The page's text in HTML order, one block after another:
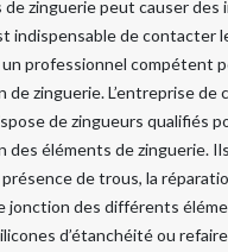
zinguerie peut causer des
indispensable de contacter
professionnel compétent
de zinguerie. L’entreprise de
de zingueurs qualifiés
des éléments de zinguerie.
de trous, la
jonction des différents
d’étanchéité ou